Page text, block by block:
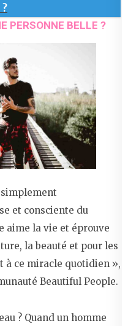
PERSONNE BELLE ?
et consciente du
aime la vie et éprouve
la beauté et pour les
à ce miracle quotidien »,
Beautiful People.
? Quand un homme